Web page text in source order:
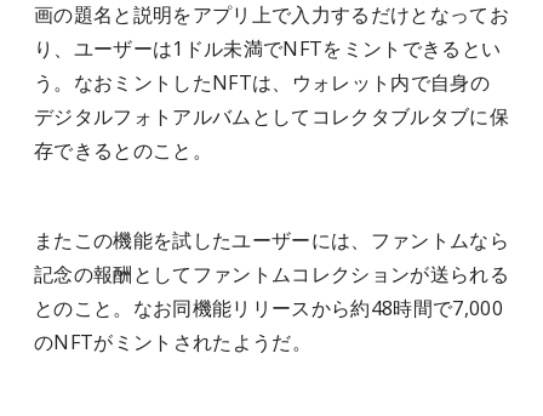
画の題名と説明をアプリ上で入力するだけとなってお
り、ユーザーは1ドル未満でNFTをミントできるとい
う。なおミントしたNFTは、ウォレット内で自身の
デジタルフォトアルバムとしてコレクタブルタブに保
存できるとのこと。
またこの機能を試したユーザーには、ファントムなら
記念の報酬としてファントムコレクションが送られる
とのこと。なお同機能リリースから約48時間で7,000
のNFTがミントされたようだ。